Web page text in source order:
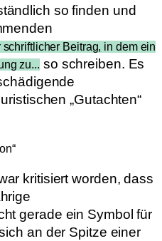
so finden und
Beitrag, in dem ein
zu... so schreiben. Es
„Gutachten“
kritisiert worden, dass
gerade ein Symbol für
an der Spitze einer